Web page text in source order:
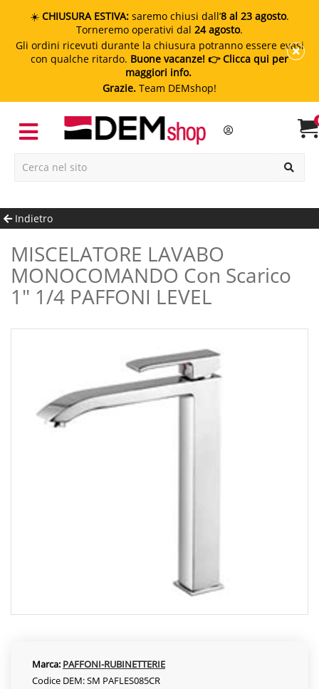
☀️ CHIUSURA ESTIVA: saremo chiusi dall’8 al 23 agosto.
Torneremo operativi dal 24 agosto.
Gli ordini ricevuti durante la chiusura potranno essere evasi
con qualche ritardo. Buone vacanze! 👉 Clicca qui per
maggiori info.
Grazie. Team DEMshop!
Indietro
MISCELATORE LAVABO
MONOCOMANDO Con Scarico
1" 1/4 PAFFONI LEVEL
Marca: PAFFONI-RUBINETTERIE
Codice DEM: SM PAFLES085CR